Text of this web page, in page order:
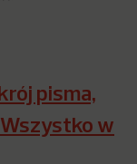
pisma,
w